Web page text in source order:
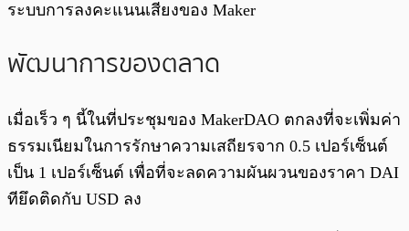
ระบบการลงคะแนนเสียงของ Maker
พัฒนาการของตลาด
เมื่อเร็ว ๆ นี้ในที่ประชุมของ MakerDAO ตกลงที่จะเพิ่มค่า
ธรรมเนียมในการรักษาความเสถียรจาก 0.5 เปอร์เซ็นต์
เป็น 1 เปอร์เซ็นต์ เพื่อที่จะลดความผันผวนของราคา DAI
ทียึดติดกับ USD ลง